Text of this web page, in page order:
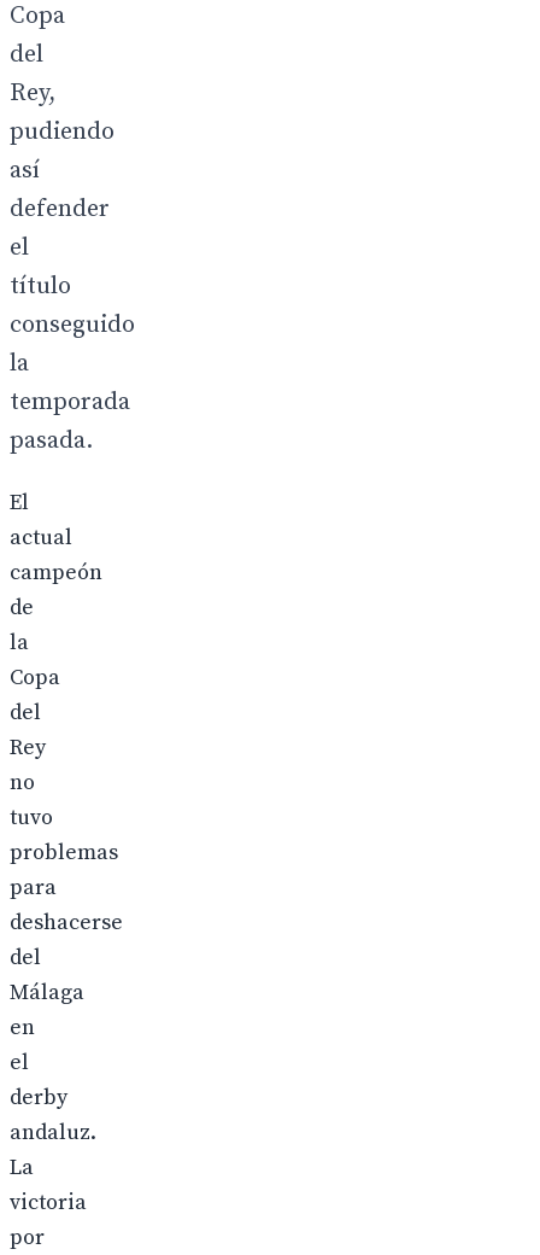
Copa
del
Rey,
pudiendo
así
defender
el
título
conseguido
la
temporada
pasada.
El
actual
campeón
de
la
Copa
del
Rey
no
tuvo
problemas
para
deshacerse
del
Málaga
en
el
derby
andaluz.
La
victoria
por